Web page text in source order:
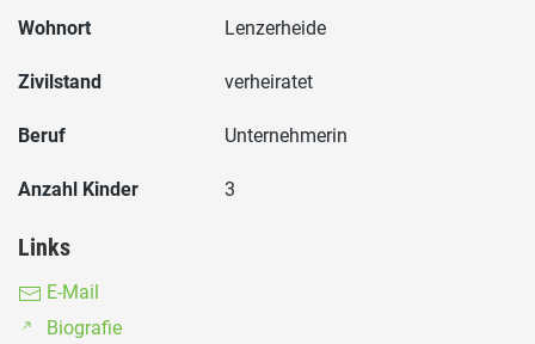
Wohnort Lenzerheide
Zivilstand verheiratet
Beruf Unternehmerin
Anzahl Kinder 3
Links
E-Mail
Biografie